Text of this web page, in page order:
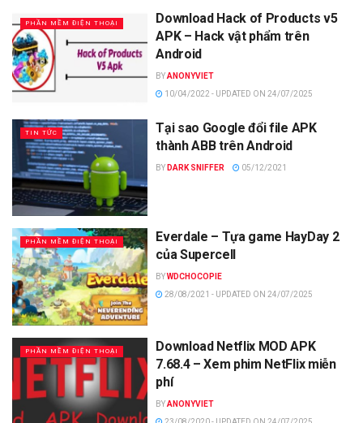
PHẦN MỀM ĐIỆN THOẠI
Download Hack of Products v5
APK – Hack vật phẩm trên
Android
BYANONYVIET
10/04/2022 - UPDATED ON 24/07/2025
TIN TỨC
Tại sao Google đổi file APK
thành ABB trên Android
BY DARK SNIFFER 05/12/2021
PHẦN MỀM ĐIỆN THOẠI
Everdale – Tựa game HayDay 2
của Supercell
BYWDCHOCOPIE
28/08/2021 - UPDATED ON 24/07/2025
PHẦN MỀM ĐIỆN THOẠI
Download Netflix MOD APK
7.68.4 – Xem phim NetFlix miễn
phí
BYANONYVIET